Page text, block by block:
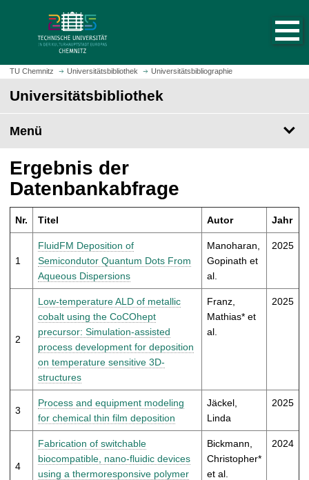
z
m
t
e
i
t
u
f
u
f
n
TU Chemnitz Universitätsbibliothek Universitätsbibliographie
Universitätsbibliothek
Menü
Ergebnis der
Datenbankabfrage
Nr. Titel Autor Jahr
1
FluidFM Deposition of
Semicondutor Quantum Dots From
Aqueous Dispersions
Manoharan,
Gopinath et
al.
2025
2
Low-temperature ALD of metallic
cobalt using the CoCOhept
precursor: Simulation-assisted
process development for deposition
on temperature sensitive 3D-
structures
Franz,
Mathias* et
al.
2025
3
Process and equipment modeling
for chemical thin film deposition
Jäckel,
Linda
2025
4
Fabrication of switchable
biocompatible, nano-fluidic devices
using a thermoresponsive polymer
Bickmann,
Christopher*
et al.
2024